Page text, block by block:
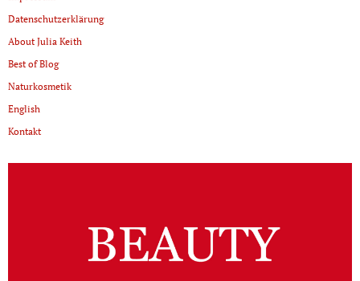
Datenschutzerklärung
About Julia Keith
Best of Blog
Naturkosmetik
English
Kontakt